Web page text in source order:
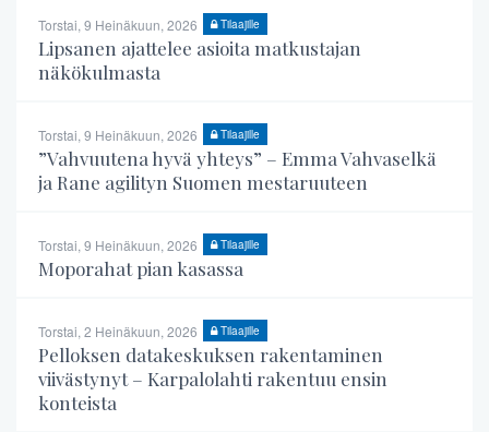
Torstai, 9 Heinäkuun, 2026 Tilaajille
Lipsanen ajattelee asioita matkustajan
näkökulmasta
Torstai, 9 Heinäkuun, 2026 Tilaajille
”Vahvuutena hyvä yhteys” – Emma Vahvaselkä
ja Rane agilityn Suomen mestaruuteen
Torstai, 9 Heinäkuun, 2026 Tilaajille
Moporahat pian kasassa
Torstai, 2 Heinäkuun, 2026 Tilaajille
Pelloksen datakeskuksen rakentaminen
viivästynyt – Karpalolahti rakentuu ensin
konteista